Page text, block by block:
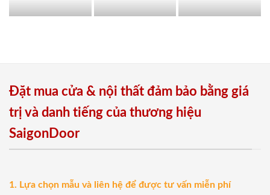
Đặt mua cửa & nội thất đảm bảo bằng giá
trị và danh tiếng của thương hiệu
SaigonDoor
1. Lựa chọn mẫu và liên hệ để được tư vấn miễn phí